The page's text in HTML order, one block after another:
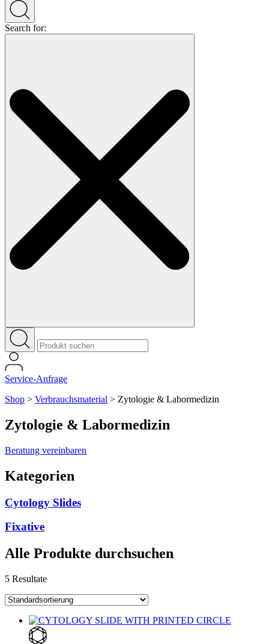
Search for:
Service-Anfrage
Shop > Verbrauchsmaterial > Zytologie & Labormedizin
Zytologie & Labormedizin
Beratung vereinbaren
Kategorien
Cytology Slides
Fixative
Alle Produkte durchsuchen
5 Resultate